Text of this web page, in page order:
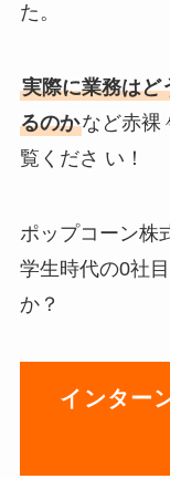
た。
実際に業務はど
るのかなど赤裸
覧くださ い！
ポップコーン株
学生時代の0社
か？
インター